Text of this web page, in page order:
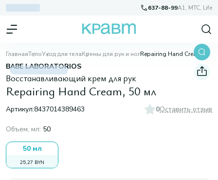
637-88-99A1, МТС, Life
ГлавнаяТелоУход для телаКремы для рук и ног Repairing Hand Cream, 50 мл
BABE LABORATORIOS
Восстанавливающий крем для рук
Repairing Hand Cream, 50 мл
Артикул:8437014389463 0Оставить отзыв
Объем, мл: 50
50 мл
25,27 BYN